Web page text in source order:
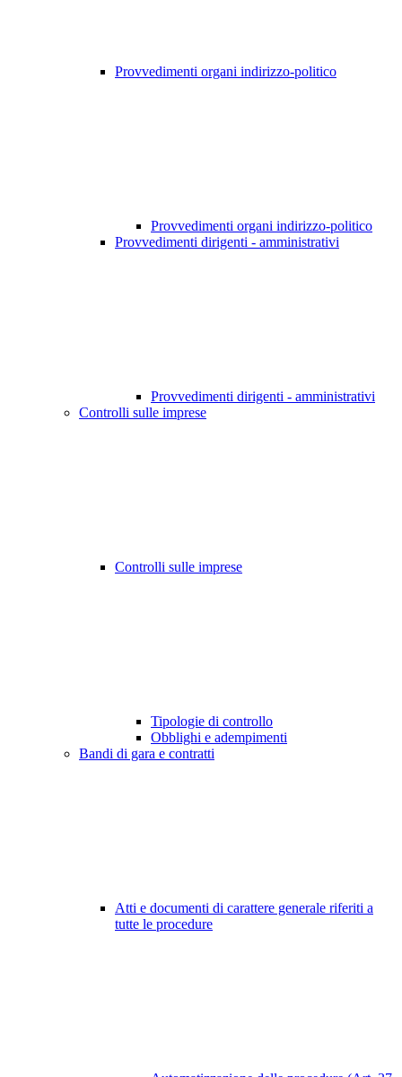
Provvedimenti organi indirizzo-politico
Provvedimenti organi indirizzo-politico
Provvedimenti dirigenti - amministrativi
Provvedimenti dirigenti - amministrativi
Controlli sulle imprese
Controlli sulle imprese
Tipologie di controllo
Obblighi e adempimenti
Bandi di gara e contratti
Atti e documenti di carattere generale riferiti a
tutte le procedure